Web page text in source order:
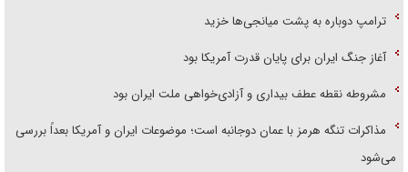
ترامپ دوباره به پشت میانجی‌ها خزید
آغاز جنگ ایران برای پایان قدرت آمریکا بود
مشروطه نقطه عطف بیداری و آزادی‌خواهی ملت ایران بود
مذاکرات تنگه هرمز با عمان دوجانبه است؛ موضوعات ایران و آمریکا بعداً بررسی
می‌شود